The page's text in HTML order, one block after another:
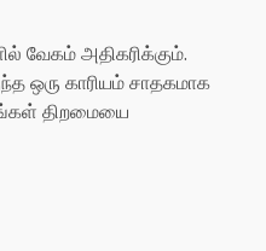
வேகம் அதிகரிக்கும்.
ஒரு காரியம் சாதகமாக
திறமையை